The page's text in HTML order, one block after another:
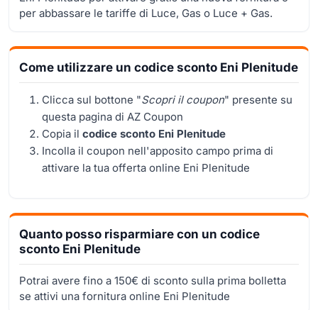
per abbassare le tariffe di Luce, Gas o Luce + Gas.
Come utilizzare un codice sconto Eni Plenitude
Clicca sul bottone "Scopri il coupon" presente su
questa pagina di AZ Coupon
Copia il codice sconto Eni Plenitude
Incolla il coupon nell'apposito campo prima di
attivare la tua offerta online Eni Plenitude
Quanto posso risparmiare con un codice
sconto Eni Plenitude
Potrai avere fino a 150€ di sconto sulla prima bolletta
se attivi una fornitura online Eni Plenitude